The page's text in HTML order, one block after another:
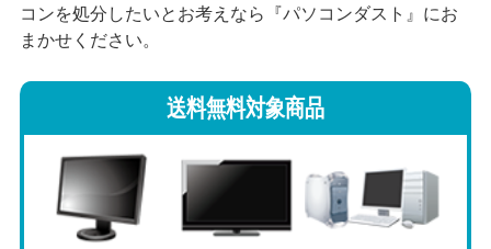
コンを処分したいとお考えなら『パソコンダスト』にお
まかせください。
送料無料対象商品